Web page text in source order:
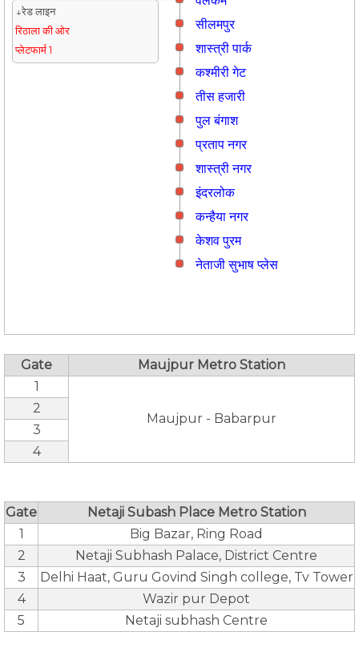
↓रेड लाइन
रिठाला की ओर
प्लेटफार्म 1
सीलमपुर
शास्त्री पार्क
कश्मीरी गेट
तीस हजारी
पुल बंगाश
प्रताप नगर
शास्त्री नगर
इंदरलोक
कन्हैया नगर
केशव पुरम
नेताजी सुभाष प्लेस
Gate
Maujpur Metro Station
1
Maujpur - Babarpur
2
3
4
Gate
Netaji Subash Place Metro Station
1
Big Bazar, Ring Road
2
Netaji Subhash Palace, District Centre
3
Delhi Haat, Guru Govind Singh college, Tv Tower
4
Wazir pur Depot
5
Netaji subhash Centre